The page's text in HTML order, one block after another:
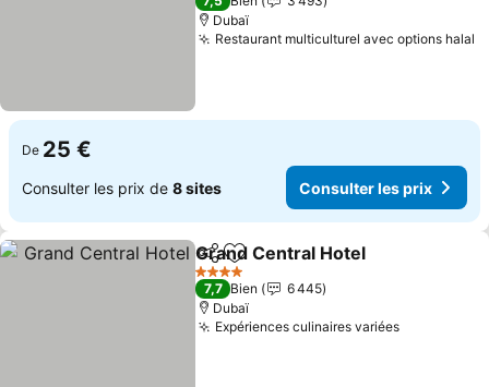
Dubaï
Restaurant multiculturel avec options halal
De 25 €
Consulter les prix de 8 sites Consulter les prix
PartagerAjouter à mes favoris
Grand Central Hotel
4 Étoiles
7,7 Bien
6 445
Dubaï
Expériences culinaires variéesConsulter